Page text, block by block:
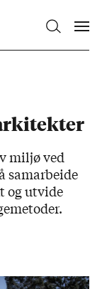
miljø ved
samarbeide
og utvide